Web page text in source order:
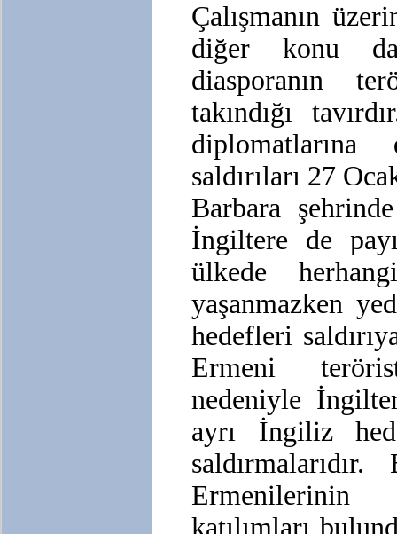
Çalışmanın
diğer konu
diasporanın
takındığı
saldırıları 27
Barbara
İngiltere de
ülkede
yaşanmazken
hedefleri
Ermeni
nedeniyle
ayrı İngiliz
katılımları